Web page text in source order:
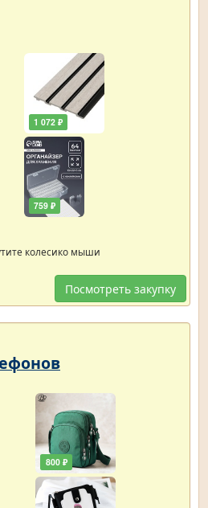
1 072 ₽
759 ₽
колесико мыши
Посмотреть закупку
800 ₽